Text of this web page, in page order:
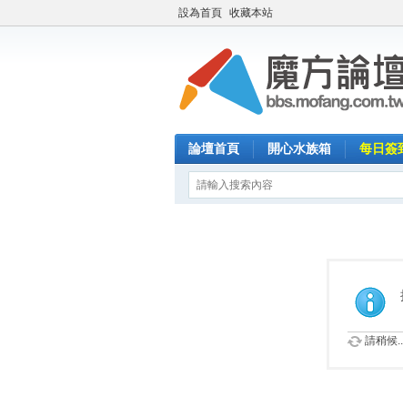
設為首頁 收藏本站
論壇首頁 開心水族箱 每日簽
請稍候